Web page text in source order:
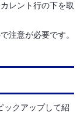
レント行の下を取
注意が必要です。
ックアップして紹